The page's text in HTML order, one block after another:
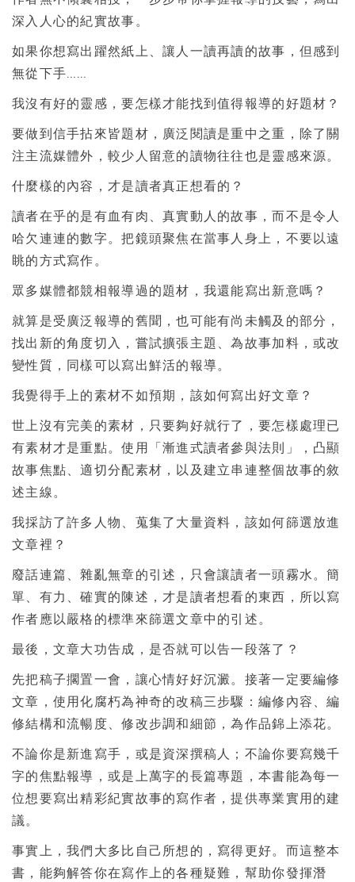
深入人心的紀實故事。
如果你想寫出躍然紙上、讓人一讀再讀的故事，但感到
無從下手……
我沒有好的靈感，要怎樣才能找到值得報導的好題材？
要做到信手拈來皆題材，廣泛閱讀是重中之重，除了關
注主流媒體外，較少人留意的讀物往往也是靈感來源。
什麼樣的內容，才是讀者真正想看的？
讀者在乎的是有血有肉、真實動人的故事，而不是令人
哈欠連連的數字。把鏡頭聚焦在當事人身上，不要以遠
眺的方式寫作。
眾多媒體都競相報導過的題材，我還能寫出新意嗎？
就算是受廣泛報導的舊聞，也可能有尚未觸及的部分，
找出新的角度切入，嘗試擴張主題、為故事加料，或改
變性質，同樣可以寫出鮮活的報導。
我覺得手上的素材不如預期，該如何寫出好文章？
世上沒有完美的素材，只要夠好就行了，要怎樣處理已
有素材才是重點。使用「漸進式讀者參與法則」，凸顯
故事焦點、適切分配素材，以及建立串連整個故事的敘
述主線。
我採訪了許多人物、蒐集了大量資料，該如何篩選放進
文章裡？
廢話連篇、雜亂無章的引述，只會讓讀者一頭霧水。簡
單、有力、確實的陳述，才是讀者想看的東西，所以寫
作者應以嚴格的標準來篩選文章中的引述。
最後，文章大功告成，是否就可以告一段落了？
先把稿子擱置一會，讓心情好好沉澱。接著一定要編修
文章，使用化腐朽為神奇的改稿三步驟：編修內容、編
修結構和流暢度、修改步調和細節，為作品錦上添花。
不論你是新進寫手，或是資深撰稿人；不論你要寫幾千
字的焦點報導，或是上萬字的長篇專題，本書能為每一
位想要寫出精彩紀實故事的寫作者，提供專業實用的建
議。
事實上，我們大多比自己所想的，寫得更好。而這整本
書，能夠解答你在寫作上的各種疑難，幫助你發揮潛